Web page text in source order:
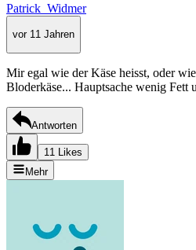
Patrick_Widmer
vor 11 Jahren
Mir egal wie der Käse heisst, oder
Bloderkäse... Hauptsache wenig Fett
Antworten
11 Likes
Mehr